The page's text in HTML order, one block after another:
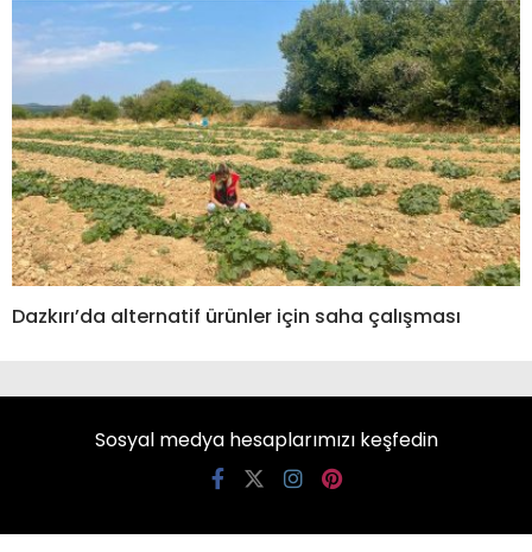
Dazkırı’da alternatif ürünler için saha çalışması
Sosyal medya hesaplarımızı keşfedin